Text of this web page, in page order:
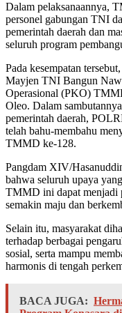
Dalam pelaksanaannya,
personel gabungan TNI
pemerintah daerah dan
seluruh program
Pada kesempatan
Mayjen TNI Bangun
Operasional (PKO)
Oleo. Dalam
pemerintah daerah,
telah bahu-membahu
TMMD ke-128.
Pangdam XIV/
bahwa seluruh upaya
TMMD ini dapat menjadi
semakin maju dan
Selain itu, masyarakat
terhadap berbagai
sosial, serta mampu
harmonis di tengah
BACA JUGA: